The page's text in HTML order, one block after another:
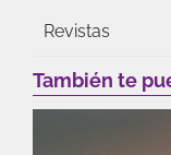
Revistas
También te